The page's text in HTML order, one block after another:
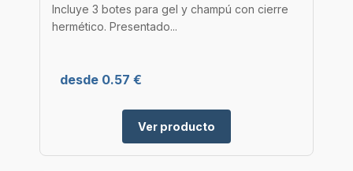
Incluye 3 botes para gel y champú con cierre
hermético. Presentado...
desde 0.57 €
Ver producto